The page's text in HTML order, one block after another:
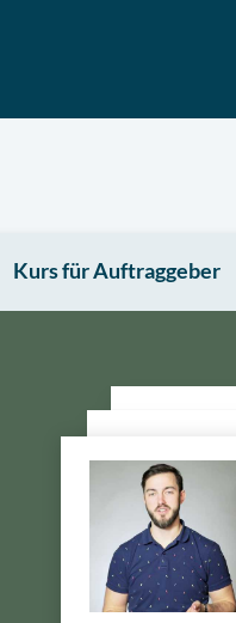
Kurs für Auftraggeber